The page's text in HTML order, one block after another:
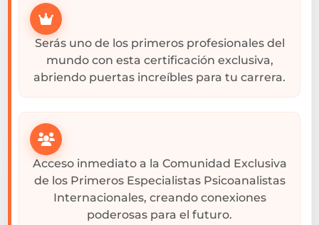
Serás uno de los primeros profesionales del
mundo con esta certificación exclusiva,
abriendo puertas increíbles para tu carrera.
Acceso inmediato a la Comunidad Exclusiva
de los Primeros Especialistas Psicoanalistas
Internacionales, creando conexiones
poderosas para el futuro.